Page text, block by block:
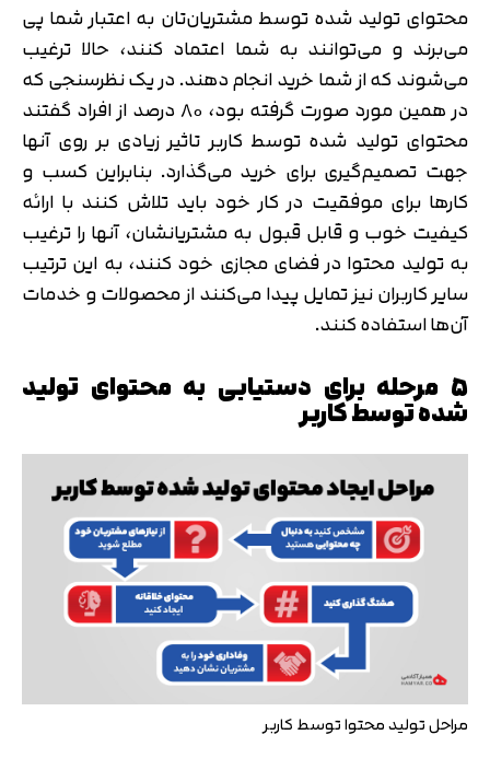
محتوای تولید شده توسط مشتریان‌تان به اعتبار شما پی
می‌برند و می‌توانند به شما اعتماد کنند، حالا ترغیب
می‌شوند که از شما خرید انجام دهند. در یک نظرسنجی که
در همین مورد صورت گرفته بود، ۸۰ درصد از افراد گفتند
محتوای تولید شده توسط کاربر تاثیر زیادی بر روی آنها
جهت تصمیم‌گیری برای خرید می‌گذارد. بنابراین کسب و
کارها برای موفقیت در کار خود باید تلاش کنند با ارائه
کیفیت خوب و قابل قبول به مشتریانشان، آنها را ترغیب
به تولید محتوا در فضای مجازی خود کنند، به این ترتیب
سایر کاربران نیز تمایل پیدا می‌کنند از محصولات و خدمات
آن‌ها استفاده کنند.
۵ مرحله برای دستیابی به محتوای تولید
شده توسط کاربر
مراحل تولید محتوا توسط کاربر